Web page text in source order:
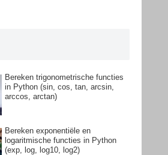
Bereken trigonometrische functies
in Python (sin, cos, tan, arcsin,
arccos, arctan)
Bereken exponentiële en
logaritmische functies in Python
(exp, log, log10, log2)